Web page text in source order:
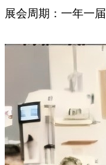
展会周期：一年一届